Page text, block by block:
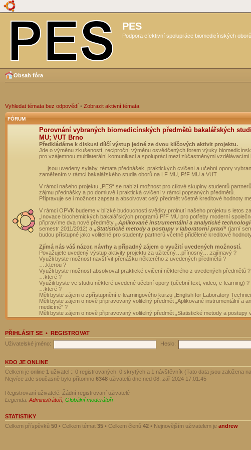
PES
Podpora efektivní spolupráce biomedicínských
Obsah fóra
Vyhledat témata bez odpovědí • Zobrazit aktivní témata
FÓRUM
Porovnání vybraných biomedicínských předmětů bakalářských
MU; VUT Brno
Předkládáme k diskusi dílčí výstup jedné ze dvou klíčových aktivit projektu.
Jde o výměnu zkušeností, reciproční výměnu osvědčených forem výuky
pro vzájemnou multilaterální komunikaci a spolupráci mezi zúčastněnými vzdělávacími
…..jsou uvedeny sylaby, témata přednášek, praktických cvičení a učební opory
zaměřením v rámci bakalářského studia oborů na LF MU, PřF MU a VUT.
V rámci našeho projektu „PES“ se nabízí možnost pro cílové skupiny studentů
zájmu přednášky a po domluvě i praktická cvičení v rámci popsaných předmětů.
Připravuje se i možnost zapsat a absolvovat celý předmět včetně kreditové hodnoty
V rámci OPVK budeme v blízké budoucnosti svědky prolnutí našeho projektu s letos
„Inovace biochemických bakalářských programů PřF MU pro potřeby moderní
připravíme dva nové předměty „Aplikované instrumentální a analytické
semestr 2011/2012) a „Statistické metody a postupy v laboratorní praxi“ (jarní
budou přístupné jako volitelné pro studenty partnerů včetně přidělené kreditové
Zjímá nás váš názor, návrhy a případný zájem o využití uvedených možností.
Považujete uvedený výstup aktivity projektu za užitečný…přínosný….zajímavý ?
Využli byste možnost navštívit přenášku některého z uvedených předmětů ?
….kterou ?
Využli byste možnost absolvovat praktické cvičení některého z uvedených předmětů ?
…které ?
Využili byste ve studiu některé uvedené učební opory (učební text, video, e-learning) ?
…které ?
Měli byste zájem o zpřístupnění e-learningového kurzu „English for Laboratory
Měli byste zájem o nově připravovaný volitelný předmět „Aplikované instrumentální a
medicíně“ ?
Měli byste zájem o nově připravovaný volitelný předmět „Statistické metody a postupy
PŘIHLÁSIT SE • REGISTROVAT
Uživatelské jméno:
Heslo:
KDO JE ONLINE
Celkem je online 1 uživatel :: 0 registrovaných, 0 skrytých a 1 návštěvník (Tato data jsou založena
Nejvíce zde současně bylo přítomno 6348 uživatelů dne ned 08. zář 2024 17:01:45
Registrovaní uživatelé: Žádní registrovaní uživatelé
Legenda: Administrátoři, Globální moderátoři
STATISTIKY
Celkem příspěvků 50 • Celkem témat 35 • Celkem členů 42 • Nejnovějším uživatelem je andrew